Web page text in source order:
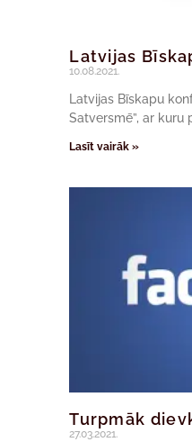
Latvijas
10.08.2021.
Latvijas Bīskapu
Satversmē”, ar
Lasīt vairāk »
Turpmāk
27.03.2021.